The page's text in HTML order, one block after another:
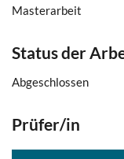
Masterarbeit
Status der
Abgeschlossen
Prüfer/in